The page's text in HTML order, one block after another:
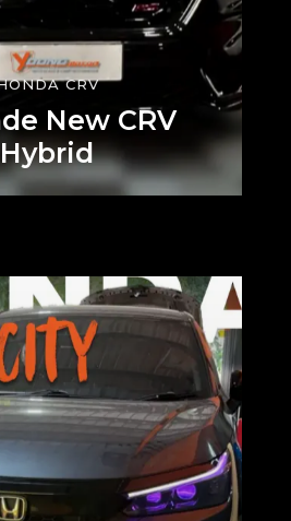
CRV
New CRV
Hybrid